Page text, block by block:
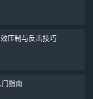
压制与反击技巧
指南